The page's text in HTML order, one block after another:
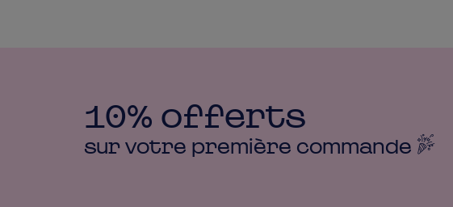
10% offerts
sur votre première commande